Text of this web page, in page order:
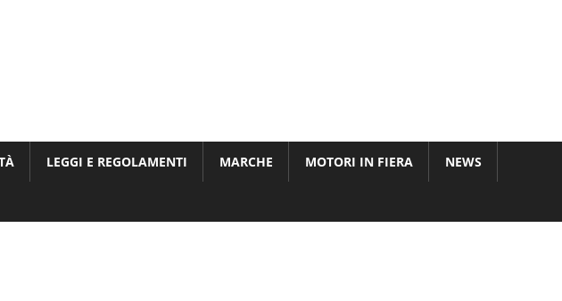
LEGGI E REGOLAMENTI MARCHE MOTORI IN FIERA NEWS